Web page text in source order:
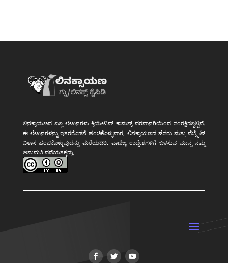
ಲಿನಕ್ಸಾಯಣದ ಎಲ್ಲ ಲೇಖನಗಳು ಕ್ರಿಯೇಟಿವ್ ಕಾಮನ್ಸ್ ಪರವಾನಗಿಯಿಂದ ಸಂರಕ್ಷಿಸಲ್ಪಟ್ಟಿವೆ.
ಈ ಲೇಖನಗಳನ್ನು ಇತರರೊಡನೆ ಹಂಚಿಕೊಳ್ಳುವಾಗ, ಲಿನಕ್ಸಾಯಣದ ಹೆಸರು ಮತ್ತು ವೆಬ್ಸೈಟ್
ವಿಳಾಸ ಹಂಚಿಕೊಳ್ಳುವುದನ್ನು ಮರೆಯದಿರಿ. ವಾಣಿಜ್ಯ ಉದ್ದೇಶಗಳಿಗೆ ಬಳಸುವ ಮುನ್ನ ನಮ್ಮ
ಅನುಮತಿ ಪಡೆಯತಕ್ಕದ್ದು.